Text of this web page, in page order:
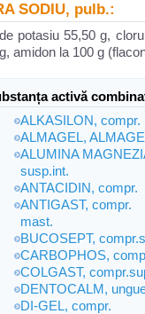
SODIU, pulb.:
potasiu 55,50 g,
amidon la 100 g
activă
ALKASILON, compr.
ALMAGEL,
ALUMINA
susp.int.
ANTACIDIN, compr.
ANTIGAST, compr.
mast.
BUCOSEPT,
CARBOPHOS,
COLGAST,
DENTOCALM,
DI-GEL, compr.